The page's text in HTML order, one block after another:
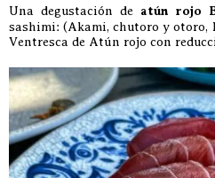
Una degustación de atún rojo
sashimi: (Akami, chutoro y
Ventresca de Atún rojo con